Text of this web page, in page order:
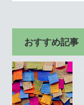
おすすめ記事